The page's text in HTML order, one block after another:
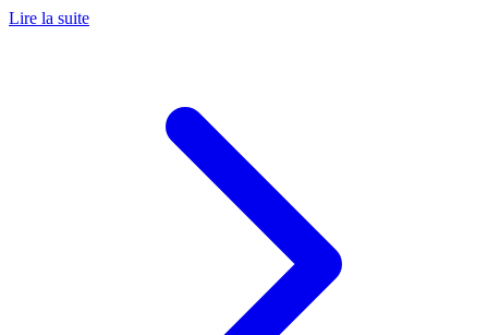
Lire la suite